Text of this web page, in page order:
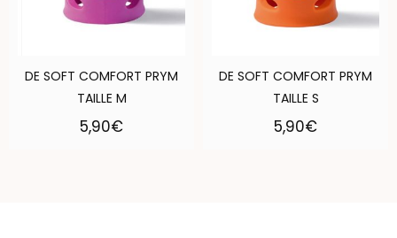
DE SOFT COMFORT PRYM
TAILLE M
5,90€
DE SOFT COMFORT PRYM
TAILLE S
5,90€